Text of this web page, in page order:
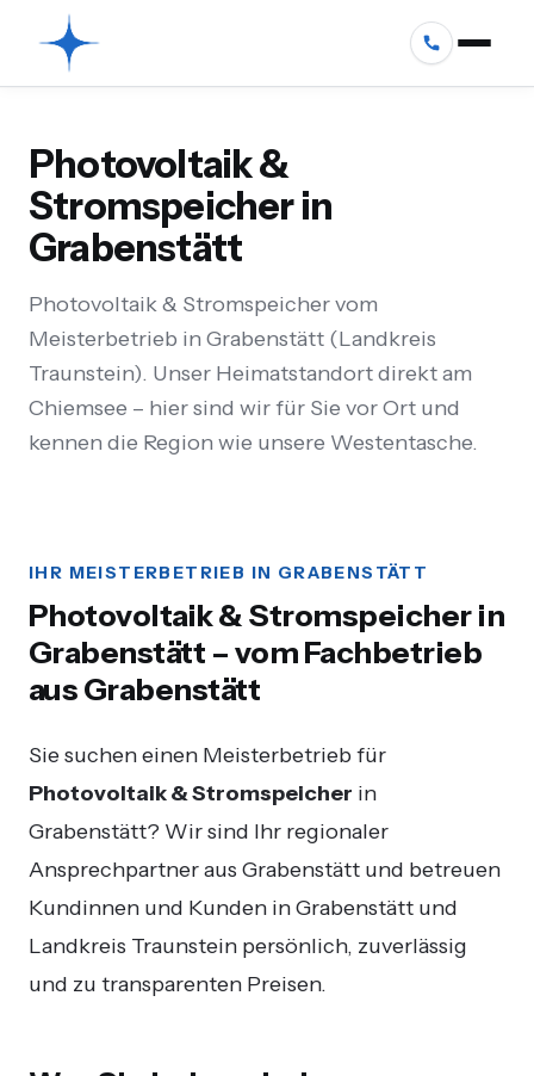
Photovoltaik &
Stromspeicher in
Grabenstätt
Photovoltaik & Stromspeicher vom
Meisterbetrieb in Grabenstätt (Landkreis
Traunstein). Unser Heimatstandort direkt am
Chiemsee – hier sind wir für Sie vor Ort und
kennen die Region wie unsere Westentasche.
IHR MEISTERBETRIEB IN GRABENSTÄTT
Photovoltaik & Stromspeicher in
Grabenstätt – vom Fachbetrieb
aus Grabenstätt
Sie suchen einen Meisterbetrieb für
Photovoltaik & Stromspeicher in
Grabenstätt? Wir sind Ihr regionaler
Ansprechpartner aus Grabenstätt und betreuen
Kundinnen und Kunden in Grabenstätt und
Landkreis Traunstein persönlich, zuverlässig
und zu transparenten Preisen.